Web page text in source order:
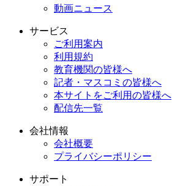
動画ニュース
サービス
ご利用案内
利用規約
教育機関の皆様へ
記者・マスコミの皆様へ
本サイトをご利用の皆様へ
配信先一覧
会社情報
会社概要
プライバシーポリシー
サポート